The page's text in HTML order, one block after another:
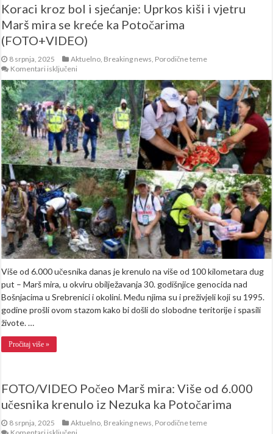
Koraci kroz bol i sjećanje: Uprkos kiši i vjetru
Marš mira se kreće ka Potočarima
(FOTO+VIDEO)
8 srpnja, 2025 Aktuelno Breaking news Porodične teme
Komentari isključeni
kroz
bol
i
sjećanje:
Uprkos
kiši
i
vjetru
Marš
mira
se
kreće
ka
Potočarima
(FOTO+VIDEO)
Više od 6.000 učesnika danas je krenulo na više od 100 kilometara dug
put – Marš mira, u okviru obilježavanja 30. godišnjice genocida nad
Bošnjacima u Srebrenici i okolini. Među njima su i preživjeli koji su 1995.
godine prošli ovom stazom kako bi došli do slobodne teritorije i spasili
živote. …
Pročitaj više »
FOTO/VIDEO Počeo Marš mira: Više od 6.000
učesnika krenulo iz Nezuka ka Potočarima
8 srpnja, 2025 Aktuelno Breaking news Porodične teme